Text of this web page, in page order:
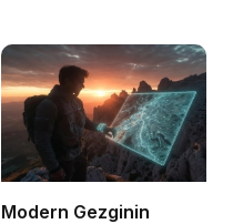
Modern Gezginin